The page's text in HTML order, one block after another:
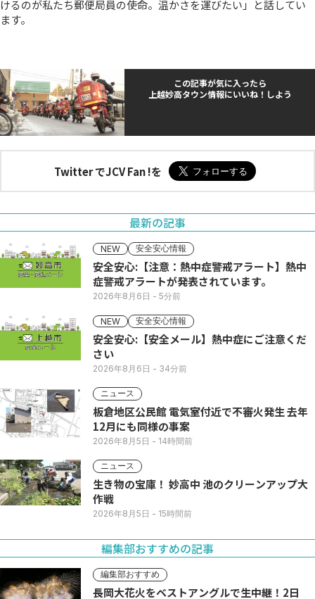
けるのが私たち郵便局員の使命。温かさを運びたい」と話してい
ます。
この記事が気に入ったら
上越妙高タウン情報にいいね！しよう
Twitter でJCV Fan !を
最新の記事
NEW 安全安心情報
安全安心:【注意：熱中症警戒アラート】熱中
症警戒アラートが発表されています。
2026年8月6日 - 5分前
NEW 安全安心情報
安全安心:【安全メール】熱中症にご注意くだ
さい
2026年8月6日 - 34分前
ニュース
板倉地区公民館 電気室付近で不審火発生 去年
12月にも同様の事案
2026年8月5日 - 14時間前
ニュース
生き物の宝庫！ 妙高中 池のクリーンアップ大
作戦
2026年8月5日 - 15時間前
編集部おすすめの記事
編集部おすすめ
長岡大花火をベストアングルで生中継！2日